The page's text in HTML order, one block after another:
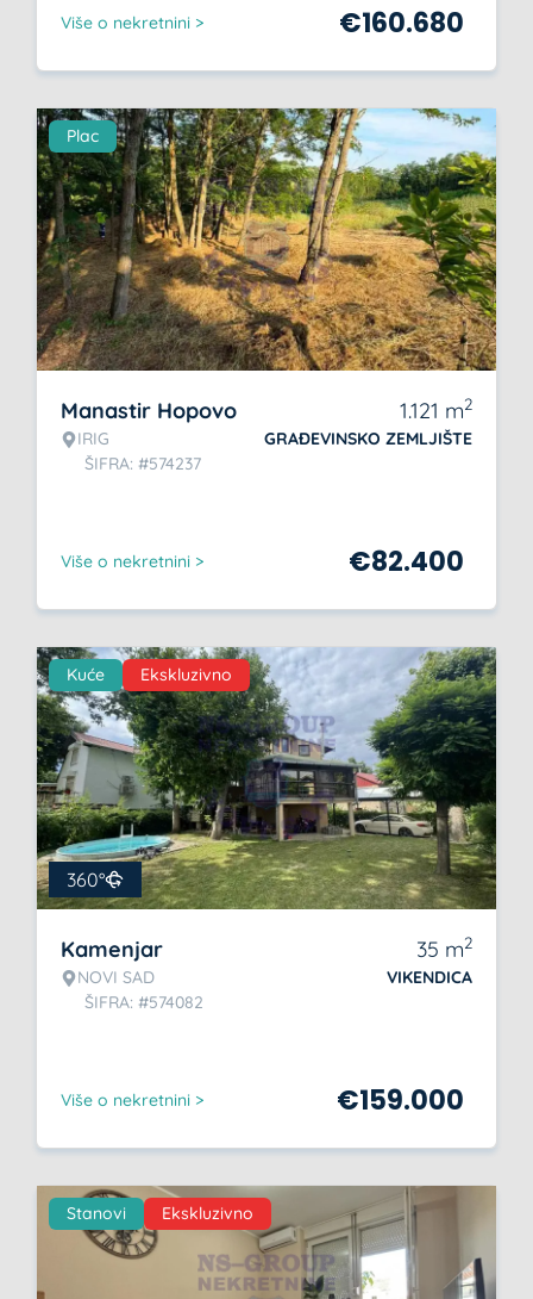
Više o nekretnini > €160.680
Plac
Manastir Hopovo
IRIG
ŠIFRA: #574237
1.121 m2
GRAĐEVINSKO ZEMLJIŠTE
Više o nekretnini > €82.400
Kuće Ekskluzivno
360°
Kamenjar
NOVI SAD
ŠIFRA: #574082
35 m2
VIKENDICA
Više o nekretnini > €159.000
Stanovi Ekskluzivno